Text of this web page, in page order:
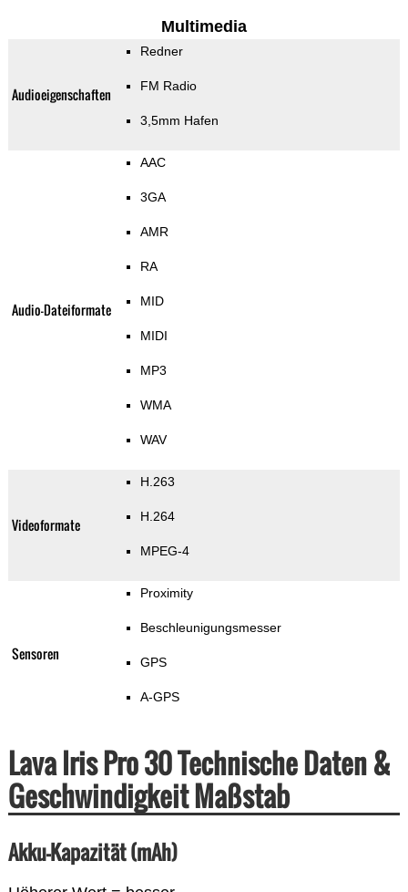
Multimedia
Audioeigenschaften
Redner
FM Radio
3,5mm Hafen
Audio-Dateiformate
AAC
3GA
AMR
RA
MID
MIDI
MP3
WMA
WAV
Videoformate
H.263
H.264
MPEG-4
Sensoren
Proximity
Beschleunigungsmesser
GPS
A-GPS
Lava Iris Pro 30 Technische Daten &
Geschwindigkeit Maßstab
Akku-Kapazität (mAh)